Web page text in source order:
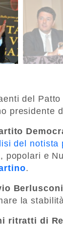
del
presidente
del notista
popolari e
.
Berlusconi
la
ritratti di